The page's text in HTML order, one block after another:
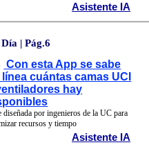
Asistente IA
| Pág.6
Con esta App se sabe
línea cuántas camas UCI
hay
diseñada por ingenieros de la UC para
recursos y tiempo
Asistente IA